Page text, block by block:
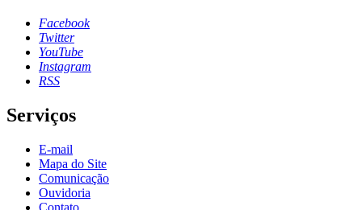
Facebook
Twitter
YouTube
Instagram
RSS
Serviços
E-mail
Mapa do Site
Comunicação
Ouvidoria
Contato